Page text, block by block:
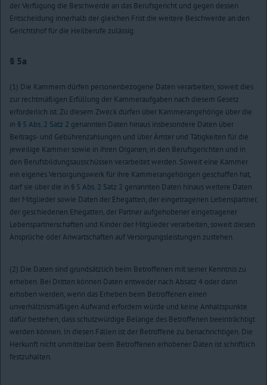
der Verfügung die Beschwerde an das Berufsgericht und gegen dessen
Entscheidung innerhalb der gleichen Frist die weitere Beschwerde an den
Gerichtshof für die Heilberufe zulässig.
§ 5a
(1) Die Kammern dürfen personenbezogene Daten verarbeiten, soweit dies
zur rechtmäßigen Erfüllung der Kammeraufgaben nach diesem Gesetz
erforderlich ist. Zu diesem Zweck dürfen über Kammerangehörige über die
in § 5 Abs. 2 Satz 2 genannten Daten hinaus insbesondere Daten über
Beitrags- und Gebührenzahlungen und über Ämter und Tätigkeiten für die
jeweilige Kammer sowie in ihren Organen, in den Berufsgerichten und in
den Berufsbildungsausschüssen verarbeitet werden. Soweit eine Kammer
ein eigenes Versorgungswerk für ihre Kammerangehörigen geschaffen hat,
darf sie über die in § 5 Abs. 2 Satz 2 genannten Daten hinaus weitere Daten
der Mitglieder sowie Daten der Ehegatten, der eingetragenen Lebenspartner,
der geschiedenen Ehegatten, der Partner aufgehobener eingetragener
Lebenspartnerschaften und Kinder der Mitglieder verarbeiten, soweit diesen
Ansprüche oder Anwartschaften auf Versorgungsleistungen zustehen.
(2) Die Daten sind grundsätzlich beim Betroffenen mit seiner Kenntnis zu
erheben. Bei Dritten können Daten entweder nach Absatz 4 oder dann
erhoben werden, wenn das Erheben beim Betroffenen einen
unverhältnismäßigen Aufwand erfordern würde und keine Anhaltspunkte
dafür bestehen, dass schutzwürdige Belange des Betroffenen beeinträchtigt
werden können. In diesen Fällen ist der Betroffene zu benachrichtigen. Die
Herkunft nicht unmittelbar beim Betroffenen erhobener Daten ist schriftlich
festzuhalten.